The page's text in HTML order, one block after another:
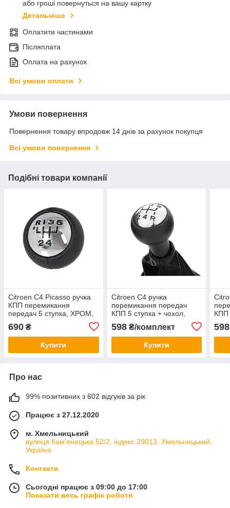
або гроші повернуться на вашу картку
Детальніше
Оплатити частинами
Післяплата
Оплата на рахунок
Всі умови оплати
Умови повернення
Повернення товару впродовж 14 днів за рахунок покупця
Всі умови повернення
Подібні товари компанії
Citroen C4 Picasso ручка
КПП перемикання
передач 5 ступка, ХРОМ,
690 ₴
Купити
Citroen C4 ручка
перемикання передач
КПП 5 ступка + чохол,
598₴/комплект
Купити
КПП
598
Про нас
99% позитивних з 602 відгуків за рік
Працює з 27.12.2020
м. Хмельницький
вулиця Кам'янецька 52/2, індекс 29013, Хмельницький,
Україна
Контакти
Сьогодні працює з 09:00 до 17:00
Показати весь графік роботи